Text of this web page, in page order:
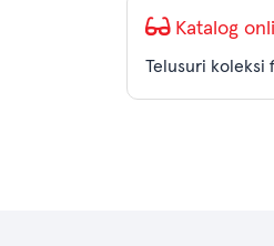
Katalog
Telusuri koleksi